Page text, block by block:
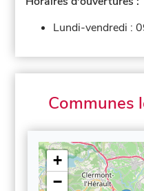
Lundi-vendredi :
Communes
+
−